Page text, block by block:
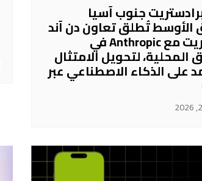
جنوب آسيا
الأوسط تُطلق تعاون دن آند
برادستريت مع Anthropic في
المحلية، لتحويل الامتثال
على الذكاء الاصطناعي عبر